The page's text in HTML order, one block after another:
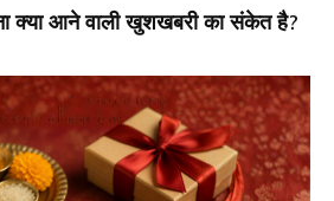
क्या आने वाली खुशखबरी का संकेत है?